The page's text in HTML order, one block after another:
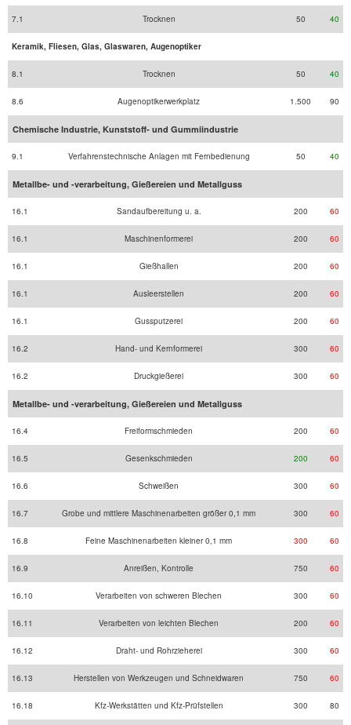
7.1 Trocknen 50 40
Keramik, Fliesen, Glas, Glaswaren, Augenoptiker
8.1 Trocknen 50 40
8.6 Augenoptikerwerkplatz 1.500 90
Chemische Industrie, Kunststoff- und Gummiindustrie
9.1 Verfahrenstechnische Anlagen mit Fernbedienung 50 40
Metallbe- und -verarbeitung, Gießereien und Metallguss
16.1 Sandaufbereitung u. a. 200 60
16.1 Maschinenformerei 200 60
16.1 Gießhallen 200 60
16.1 Ausleerstellen 200 60
16.1 Gussputzerei 200 60
16.2 Hand- und Kernformerei 300 60
16.2 Druckgießerei 300 60
Metallbe- und -verarbeitung, Gießereien und Metallguss
16.4 Freiformschmieden 200 60
16.5 Gesenkschmieden 200 60
16.6 Schweißen 300 60
16.7 Grobe und mittlere Maschinenarbeiten größer 0,1 mm 300 60
16.8 Feine Maschinenarbeiten kleiner 0,1 mm 300 60
16.9 Anreißen, Kontrolle 750 60
16.10 Verarbeiten von schweren Blechen 300 60
16.11 Verarbeiten von leichten Blechen 200 60
16.12 Draht- und Rohrzieherei 300 60
16.13 Herstellen von Werkzeugen und Schneidwaren 750 60
16.18 Kfz-Werkstätten und Kfz-Prüfstellen 300 80